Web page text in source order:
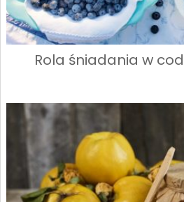
Rola śniadania w